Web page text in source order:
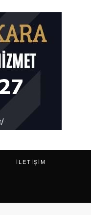
ILETIŞIM